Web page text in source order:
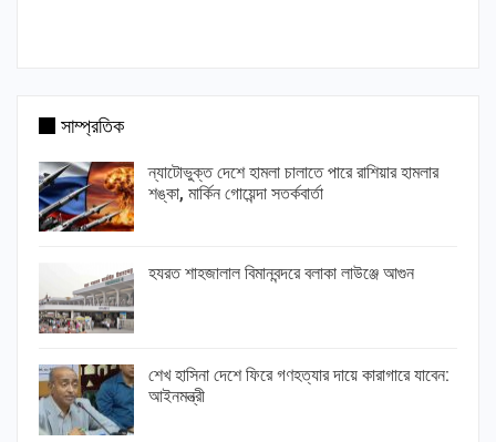
সাম্প্রতিক
ন্যাটোভুক্ত দেশে হামলা চালাতে পারে রাশিয়ার হামলার
শঙ্কা, মার্কিন গোয়েন্দা সতর্কবার্তা
হযরত শাহজালাল বিমানবন্দরে বলাকা লাউঞ্জে আগুন
শেখ হাসিনা দেশে ফিরে গণহত্যার দায়ে কারাগারে যাবেন:
আইনমন্ত্রী